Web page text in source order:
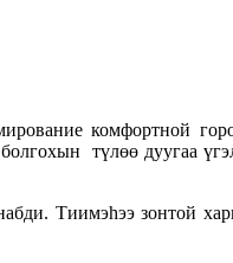
комфортной
түлөө дуугаа
Тиимэhээ зонтой